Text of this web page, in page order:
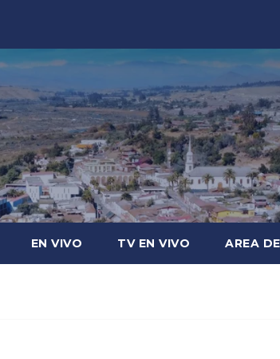
EN VIVO TV EN VIVO AREA